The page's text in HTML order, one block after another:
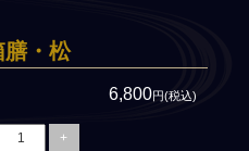
膳・松
6,800円(税込)
+